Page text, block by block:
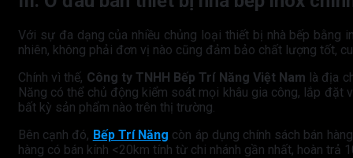
Với sự đa dạng của nhiều chủng loại thiết bị nhà bếp bằng
nhiên, không phải đơn vị nào cũng đảm bảo chất lượng tốt,
Chính vì thế, Công ty TNHH Bếp Trí Năng Việt Nam là địa
Năng có thể chủ động kiểm soát mọi khâu gia công, lắp đặt
bất kỳ sản phẩm nào trên thị trường.
Bên cạnh đó, Bếp Trí Năng còn áp dụng chính sách bán
hàng có bán kính <20km tính từ chi nhánh gần nhất, hoàn trả